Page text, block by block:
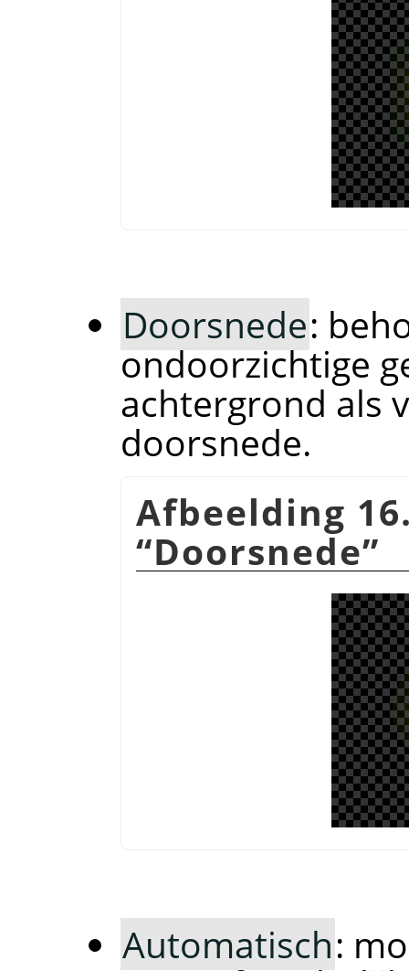
Doorsnede:
ondoorzichtige
achtergrond als
doorsnede.
Afbeelding
“Doorsnede”
Automatisch: